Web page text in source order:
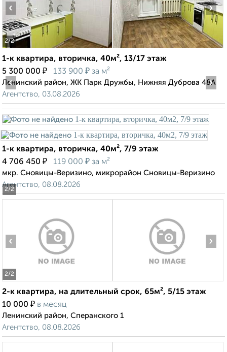
2/2
‹ ›
1-к квартира, вторичка, 40м², 13/17 этаж
5 300 000 ₽ 133 900 ₽ за м²
Ленинский район, ЖК Парк Дружбы, Нижняя Дуброва 48А
Агентство, 03.08.2026
2/2
‹ ›
1-к квартира, вторичка, 40м², 7/9 этаж
4 706 450 ₽ 119 000 ₽ за м²
мкр. Сновицы-Веризино, микрорайон Сновицы-Веризино
Агентство, 08.08.2026
2/2
‹ ›
2-к квартира, на длительный срок, 65м², 5/15 этаж
10 000 ₽ в месяц
Ленинский район, Сперанского 1
Агентство, 08.08.2026